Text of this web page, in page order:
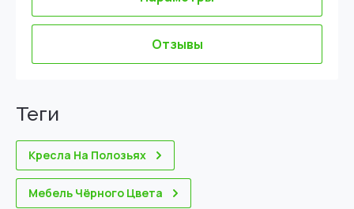
Отзывы
теги
Кресла На Полозьях
Мебель Чёрного Цвета